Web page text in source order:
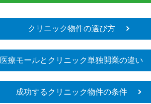
クリニック物件の選び方
医療モールとクリニック単独開業の違い
成功するクリニック物件の条件